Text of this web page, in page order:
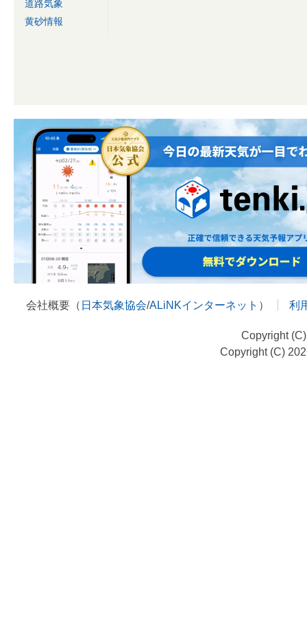
道路気象
黄砂情報
会社概要（ 日本気象協会/ALiNKインターネット ） 利
Copyright
Copyright (C)